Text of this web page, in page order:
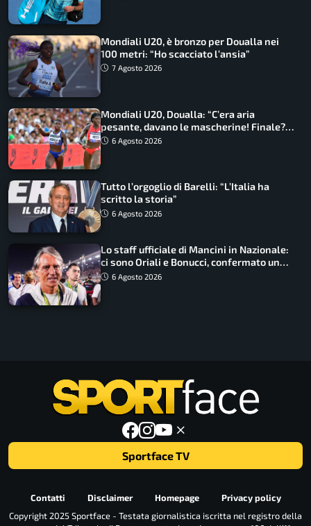
Mondiali U20, è bronzo per Doualla nei
100 metri: “Ho scacciato l’ansia”
7 Agosto 2026
Mondiali U20, Doualla: “C’era aria
pesante, davano le mascherine! Finale?
Non ho nulla da perdere”
6 Agosto 2026
Tutto l’orgoglio di Barelli: “L’Italia ha
scritto la storia”
6 Agosto 2026
Lo staff ufficiale di Mancini in Nazionale:
ci sono Oriali e Bonucci, confermato un
ritorno
6 Agosto 2026
Sportface TV
Contatti Disclaimer Homepage
Privacy policy
Copyright 2025 Sportface - Testata giornalistica iscritta nel registro della